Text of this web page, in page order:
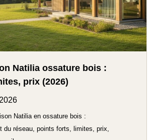
Natilia ossature bois :
prix (2026)
Natilia en ossature bois :
du réseau, points forts, limites, prix,